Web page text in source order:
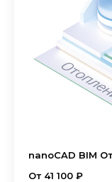
nanoCAD BIM
От 41 100 ₽